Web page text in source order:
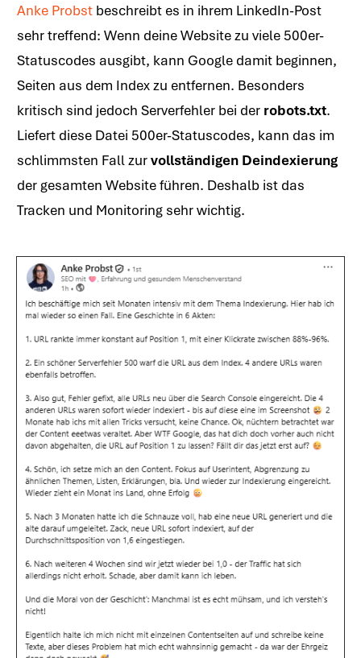
Anke Probst beschreibt es in ihrem LinkedIn-Post
sehr treffend: Wenn deine Website zu viele 500er-
Statuscodes ausgibt, kann Google damit beginnen,
Seiten aus dem Index zu entfernen. Besonders
kritisch sind jedoch Serverfehler bei der robots.txt.
Liefert diese Datei 500er-Statuscodes, kann das im
schlimmsten Fall zurvollständigen Deindexierung
der gesamten Website führen. Deshalb ist das
Tracken und Monitoring sehr wichtig.